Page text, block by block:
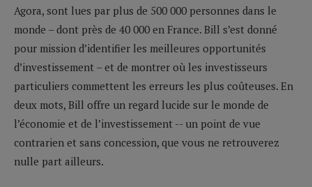
Agora, sont lues par plus de 500 000 personnes dans le
monde – dont près de 40 000 en France. Bill s’est donné
pour mission d’identifier les meilleures opportunités
d’investissement – et de montrer où les investisseurs
particuliers commettent les erreurs les plus coûteuses. En
deux mots, Bill offre un regard lucide sur le monde de
l’économie et de l’investissement -- un point de vue
contrarien et sans concession, que vous ne retrouverez
nulle part ailleurs.